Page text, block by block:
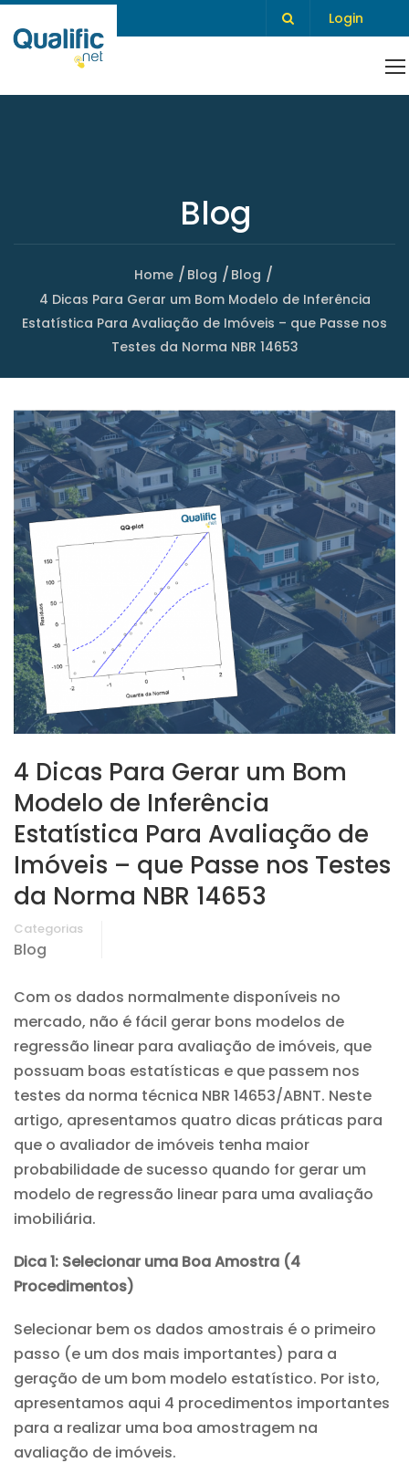
Login
Blog
Home Blog
Blog
4 Dicas Para Gerar um Bom Modelo de Inferência
Estatística Para Avaliação de Imóveis – que Passe nos
Testes da Norma NBR 14653
4 Dicas Para Gerar um Bom
Modelo de Inferência
Estatística Para Avaliação de
Imóveis – que Passe nos Testes
da Norma NBR 14653
Categorias
Blog
Com os dados normalmente disponíveis no
mercado, não é fácil gerar bons modelos de
regressão linear para avaliação de imóveis, que
possuam boas estatísticas e que passem nos
testes da norma técnica NBR 14653/ABNT. Neste
artigo, apresentamos quatro dicas práticas para
que o avaliador de imóveis tenha maior
probabilidade de sucesso quando for gerar um
modelo de regressão linear para uma avaliação
imobiliária.
Dica 1: Selecionar uma Boa Amostra (4
Procedimentos)
Selecionar bem os dados amostrais é o primeiro
passo (e um dos mais importantes) para a
geração de um bom modelo estatístico. Por isto,
apresentamos aqui 4 procedimentos importantes
para a realizar uma boa amostragem na
avaliação de imóveis.